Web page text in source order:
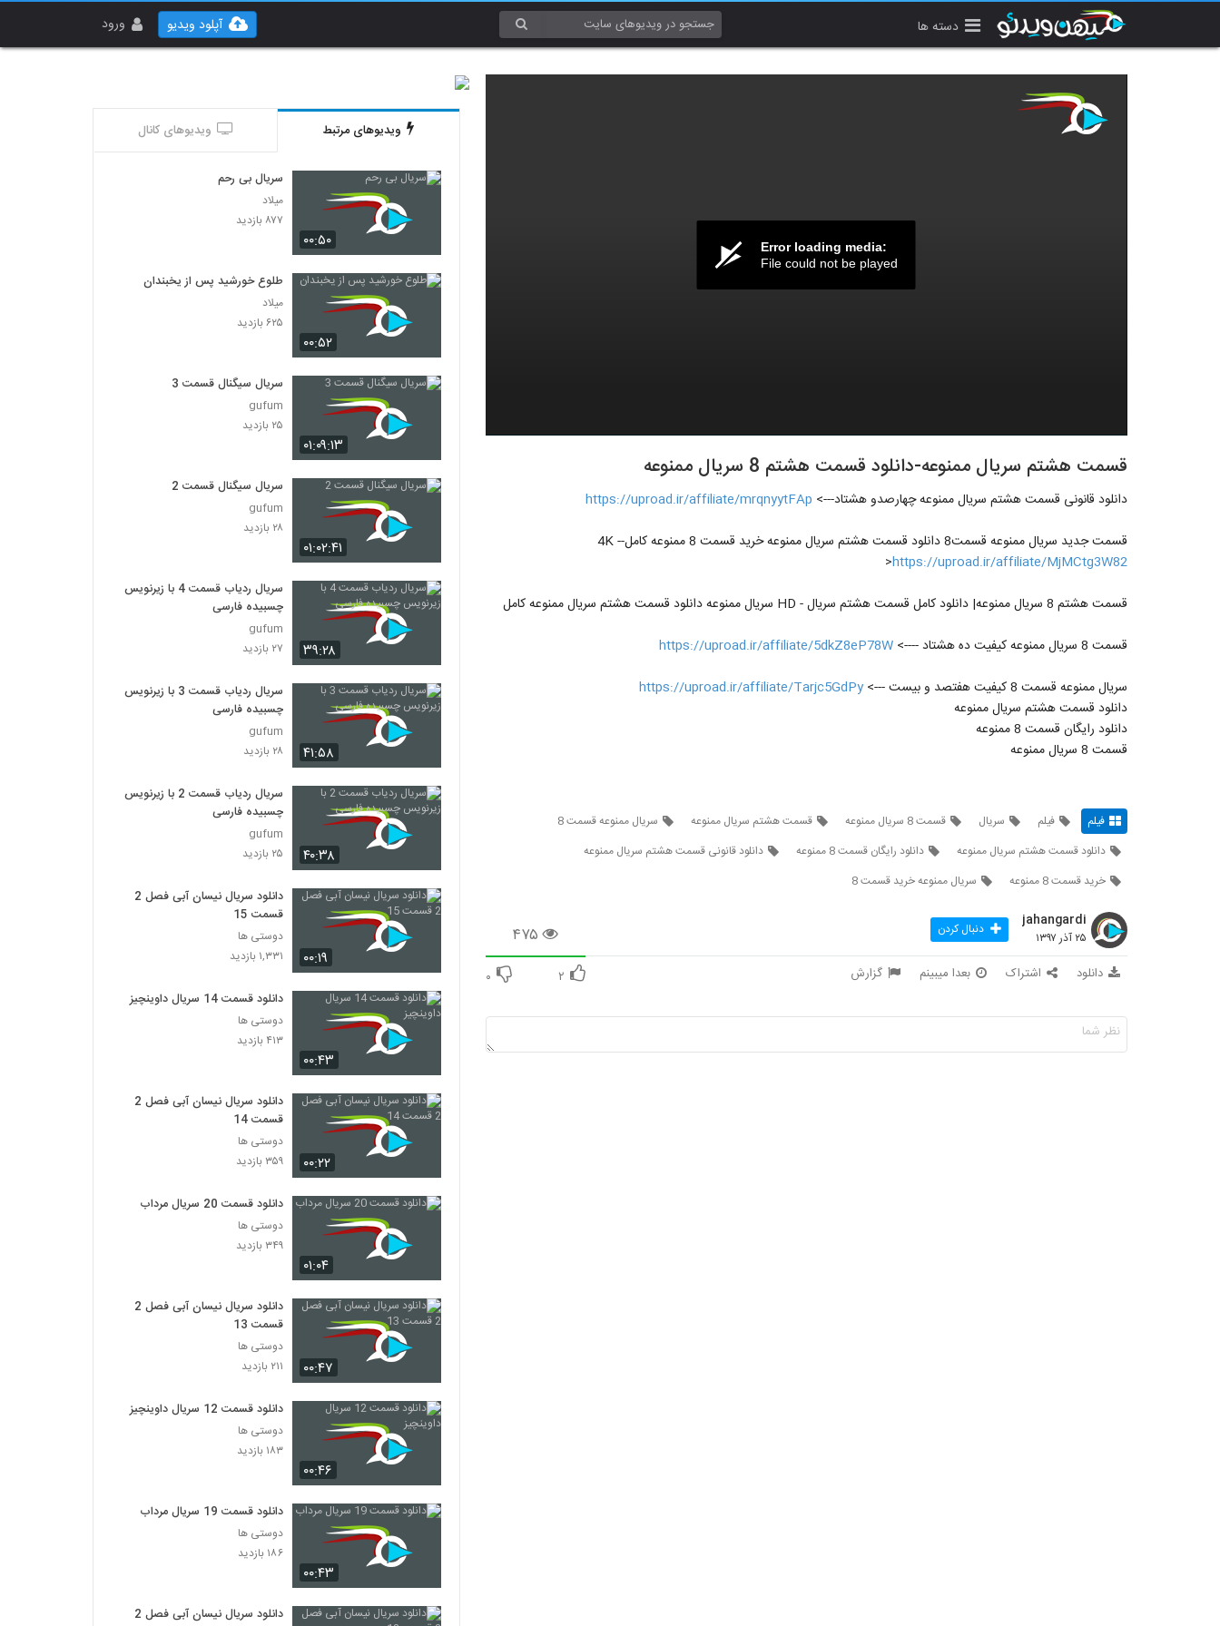
دسته ها ورود آپلود ویدیو
Error loading media:
File could not be played
قسمت هشتم سریال ممنوعه-دانلود قسمت هشتم 8 سریال ممنوعه
دانلود قانونی قسمت هشتم سریال ممنوعه چهارصدو هشتاد---> https://uproad.ir/affiliate/mrqnyytFAp
قسمت جدید سریال ممنوعه قسمت8 دانلود قسمت هشتم سریال ممنوعه خرید قسمت 8 ممنوعه کامل4K --
>https://uproad.ir/affiliate/MjMCtg3W82
قسمت هشتم 8 سریال ممنوعه| دانلود کامل قسمت هشتم سریال - HD سریال ممنوعه دانلود قسمت هشتم سریال ممنوعه کامل
قسمت 8 سریال ممنوعه کیفیت ده هشتاد ---->
https://uproad.ir/affiliate/5dkZ8eP78W
سریال ممنوعه قسمت 8 کیفیت هفتصد و بیست --->
https://uproad.ir/affiliate/Tarjc5GdPy
دانلود قسمت هشتم سریال ممنوعه
دانلود رایگان قسمت 8 ممنوعه
قسمت 8 سریال ممنوعه
فیلم فیلم سریال قسمت 8 سریال ممنوعه قسمت هشتم سریال ممنوعه
سریال ممنوعه قسمت 8
دانلود قسمت هشتم سریال ممنوعه
دانلود رایگان قسمت 8 ممنوعه
دانلود قانونی قسمت هشتم سریال ممنوعه
خرید قسمت 8 ممنوعه
سریال ممنوعه خرید قسمت 8
۴۷۵
jahangardi
۲۵ آذر ۱۳۹۷ دنبال کردن
دانلود اشتراک بعدا میبینم گزارش ۲ ۰
ویدیوهای مرتبط ویدیوهای کانال
۰۰:۵۰
سریال بی رحم
میلاد
۸۷۷ بازدید
۰۰:۵۲
طلوع خورشید پس از یخبندان
میلاد
۶۲۵ بازدید
۰۱:۰۹:۱۳
سریال سیگنال قسمت 3
gufum
۲۵ بازدید
۰۱:۰۲:۴۱
سریال سیگنال قسمت 2
gufum
۲۸ بازدید
۳۹:۲۸
سریال ردیاب قسمت 4 با زیرنویس
چسبیده فارسی
gufum
۲۷ بازدید
۴۱:۵۸
سریال ردیاب قسمت 3 با زیرنویس
چسبیده فارسی
gufum
۲۸ بازدید
۴۰:۳۸
سریال ردیاب قسمت 2 با زیرنویس
چسبیده فارسی
gufum
۲۵ بازدید
۰۰:۱۹
دانلود سریال نیسان آبی فصل 2
قسمت 15
دوستی ها
۱,۳۳۱ بازدید
۰۰:۴۳
دانلود قسمت 14 سریال داوینچیز
دوستی ها
۴۱۳ بازدید
۰۰:۲۲
دانلود سریال نیسان آبی فصل 2
قسمت 14
دوستی ها
۳۵۹ بازدید
۰۱:۰۴
دانلود قسمت 20 سریال مرداب
دوستی ها
۳۴۹ بازدید
۰۰:۴۷
دانلود سریال نیسان آبی فصل 2
قسمت 13
دوستی ها
۲۱۱ بازدید
۰۰:۴۶
دانلود قسمت 12 سریال داوینچیز
دوستی ها
۱۸۳ بازدید
۰۰:۴۳
دانلود قسمت 19 سریال مرداب
دوستی ها
۱۸۶ بازدید
دانلود سریال نیسان آبی فصل 2